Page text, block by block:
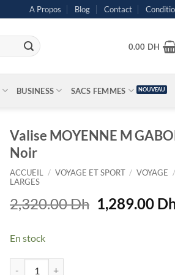
A Propos Blog Contact
0.00 DH
BUSINESS SACS FEMMES
Valise MOYENNE M
Noir
ACCUEIL / VOYAGE ET SPORT / VOYAGE /
LARGES
2,320.00Dh Le
prix
1,289.00
En stock